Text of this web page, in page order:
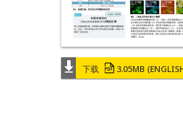
下载 3.05MB